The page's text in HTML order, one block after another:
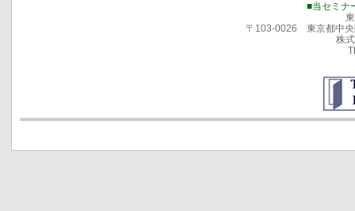
■当セミナ
〒103-0026 東京都中
株